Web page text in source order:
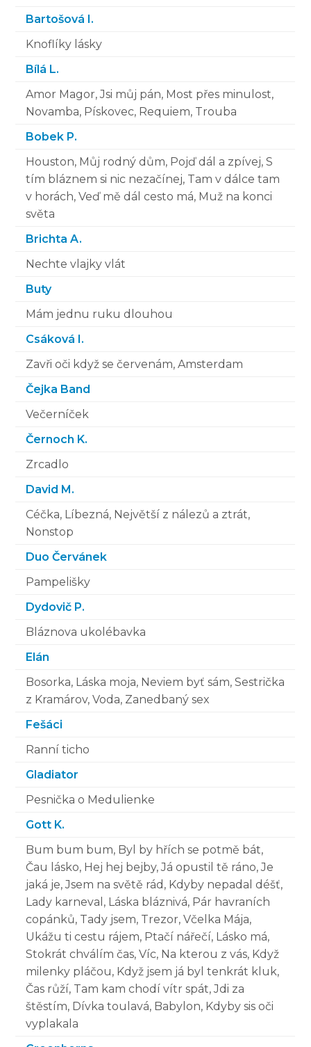
Bartošová I.
Knoflíky lásky
Bílá L.
Amor Magor, Jsi můj pán, Most přes minulost,
Novamba, Pískovec, Requiem, Trouba
Bobek P.
Houston, Můj rodný dům, Pojď dál a zpívej, S
tím bláznem si nic nezačínej, Tam v dálce tam
v horách, Veď mě dál cesto má, Muž na konci
světa
Brichta A.
Nechte vlajky vlát
Buty
Mám jednu ruku dlouhou
Csáková I.
Zavři oči když se červenám, Amsterdam
Čejka Band
Večerníček
Černoch K.
Zrcadlo
David M.
Céčka, Líbezná, Největší z nálezů a ztrát,
Nonstop
Duo Červánek
Pampelišky
Dydovič P.
Bláznova ukolébavka
Elán
Bosorka, Láska moja, Neviem byť sám, Sestrička
z Kramárov, Voda, Zanedbaný sex
Fešáci
Ranní ticho
Gladiator
Pesnička o Medulienke
Gott K.
Bum bum bum, Byl by hřích se potmě bát,
Čau lásko, Hej hej bejby, Já opustil tě ráno, Je
jaká je, Jsem na světě rád, Kdyby nepadal déšť,
Lady karneval, Láska bláznivá, Pár havraních
copánků, Tady jsem, Trezor, Včelka Mája,
Ukážu ti cestu rájem, Ptačí nářečí, Lásko má,
Stokrát chválím čas, Víc, Na kterou z vás, Když
milenky pláčou, Když jsem já byl tenkrát kluk,
Čas růží, Tam kam chodí vítr spát, Jdi za
štěstím, Dívka toulavá, Babylon, Kdyby sis oči
vyplakala